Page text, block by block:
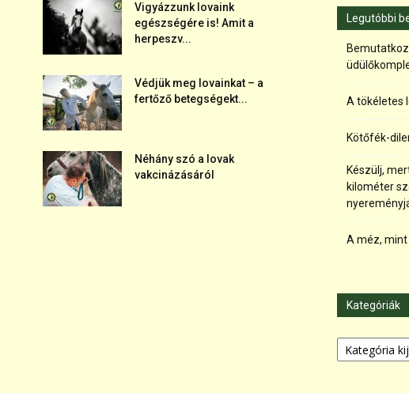
Vigyázzunk lovaink
egészségére is! Amit a
herpeszv...
Védjük meg lovainkat – a
fertőző betegségekt...
Néhány szó a lovak
vakcinázásáról
Legutóbbi
A tökéletes
Kötőfék-
Készülj,
kilométer
A méz,
Kategóriák
Kategóriák